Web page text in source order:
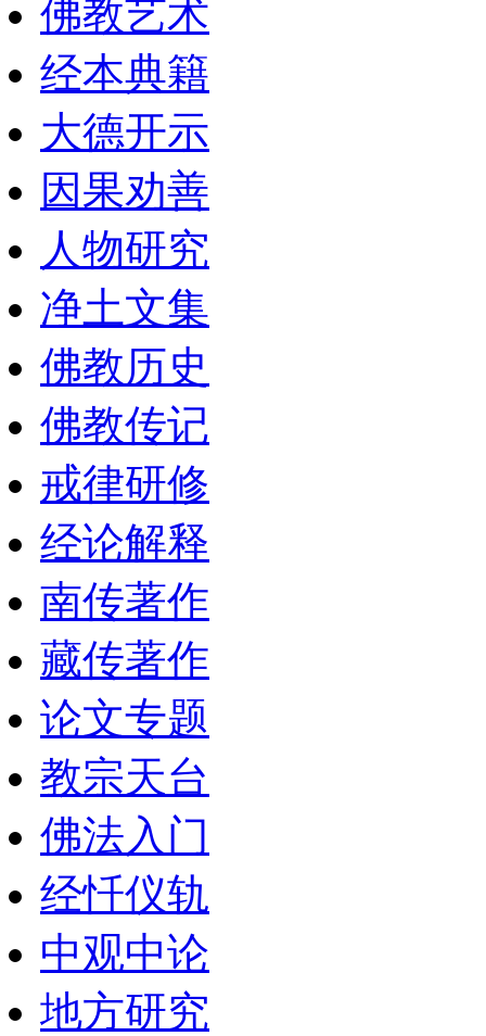
佛教艺术
经本典籍
大德开示
因果劝善
人物研究
净土文集
佛教历史
佛教传记
戒律研修
经论解释
南传著作
藏传著作
论文专题
教宗天台
佛法入门
经忏仪轨
中观中论
地方研究